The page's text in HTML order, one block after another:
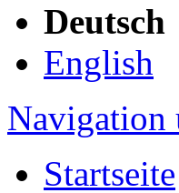
Deutsch
English
Navigation
Startseite